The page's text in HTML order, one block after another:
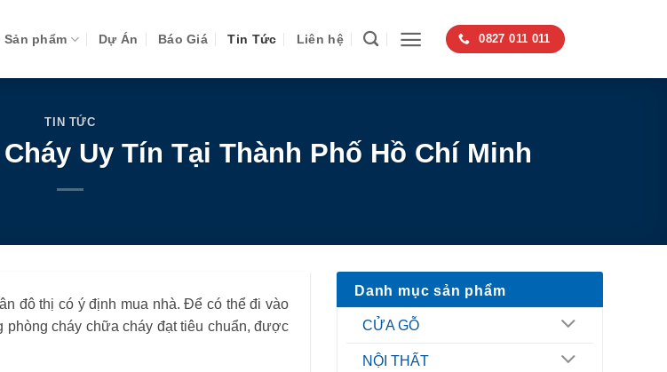
Sản phẩm Dự Án Báo Giá Tin Tức Liên hệ 0827 011 011
TIN TỨC
Uy Tín Tại Thành Phố Hồ Chí Minh
đô thị có ý định mua nhà. Để có thể đi vào
phòng cháy chữa cháy đạt tiêu chuẩn, được
Danh mục sản phẩm
CỬA GỖ
NỘI THẤT